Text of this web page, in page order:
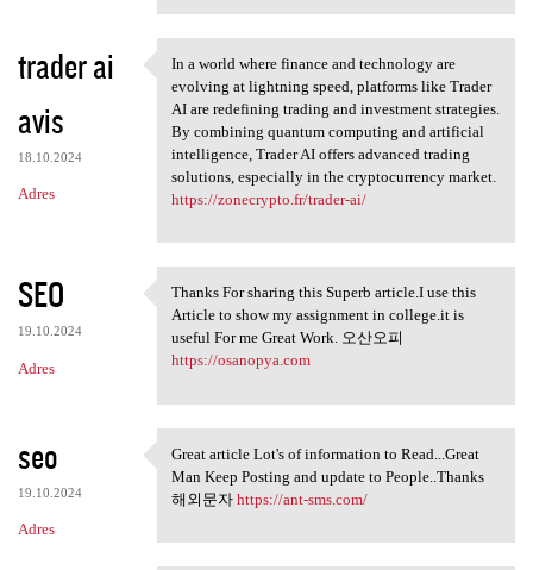
e
trader ai
avis
18.10.2024
Adres
In a world where finance and
In a world where finance and technology are
evolving at lightning speed, platforms like Trader
AI are redefining trading and investment strategies.
By combining quantum computing and artificial
intelligence, Trader AI offers advanced trading
solutions, especially in the cryptocurrency market.
https://zonecrypto.fr/trader-ai/
SEO
19.10.2024
Adres
Thanks For sharing this
Thanks For sharing this Superb article.I use this
Article to show my assignment in college.it is
useful For me Great Work. 오산오피
https://osanopya.com
seo
19.10.2024
Adres
Great article Lot's of
Great article Lot's of information to Read...Great
Man Keep Posting and update to People..Thanks
해외문자 https://ant-sms.com/